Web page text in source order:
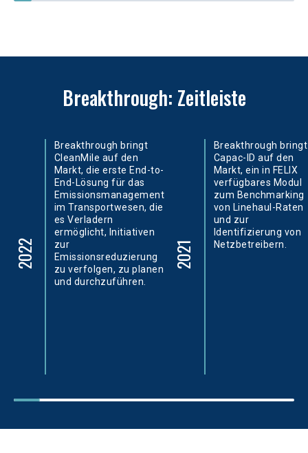
Breakthrough: Zeitleiste
2022
Breakthrough bringt
CleanMile auf den
Markt, die erste End-to-
End-Lösung für das
Emissionsmanagement
im Transportwesen, die
es Verladern
ermöglicht, Initiativen
zur
Emissionsreduzierung
zu verfolgen, zu planen
und durchzuführen.
2021
Breakthrough bringt
Capac-ID auf den
Markt, ein in FELIX
verfügbares Modul
zum Benchmarking
von Linehaul-Raten
und zur
Identifizierung von
Netzbetreibern.